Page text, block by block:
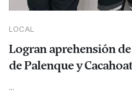
LOCAL
Logran aprehensión
de Palenque y
...